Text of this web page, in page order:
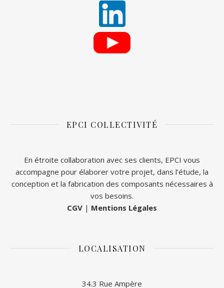
EPCI COLLECTIVITÉ
En étroite collaboration avec ses clients, EPCI vous
accompagne pour élaborer votre projet, dans l’étude, la
conception et la fabrication des composants nécessaires à
vos besoins.
CGV | Mentions Légales
LOCALISATION
34.3 Rue Ampère